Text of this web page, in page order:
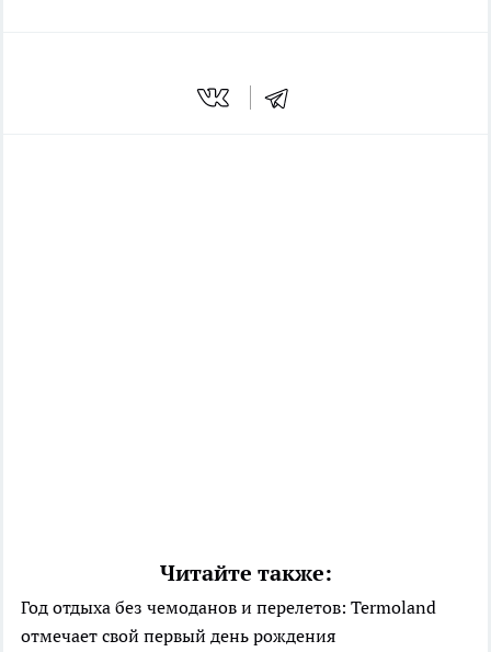
Читайте также:
Год отдыха без чемоданов и перелетов: Termoland
отмечает свой первый день рождения